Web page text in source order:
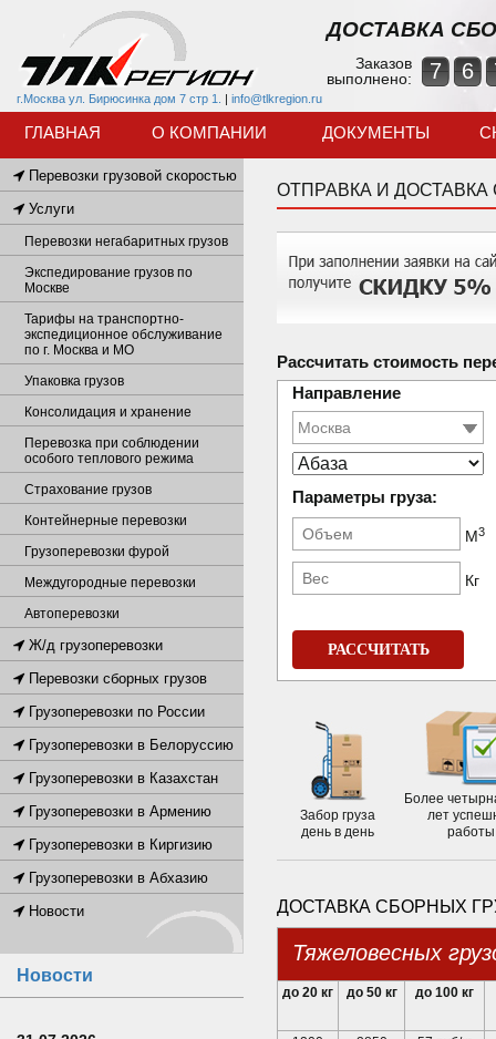
г.Москва ул. Бирюсинка дом 7 стр 1. | info@tlkregion.ru
ДОСТАВКА
Заказов
выполнено:
7 6
ГЛАВНАЯ О КОМПАНИИ ДОКУМЕНТЫ
ОТПРАВКА И
Рассчитать стоимость
Направление
Параметры груза:
М3
Кг
РАССЧИТАТЬ
Забор груза
день в день
Более
лет
работы
ДОСТАВКА СБОРНЫХ
Тяжеловесных
до 20 кг до 50 кг до 100 кг
Перевозки грузовой скоростью
Услуги
Перевозки негабаритных грузов
Экспедирование грузов по
Москве
Тарифы на транспортно-
экспедиционное обслуживание
по г. Москва и МО
Упаковка грузов
Консолидация и хранение
Перевозка при соблюдении
особого теплового режима
Страхование грузов
Контейнерные перевозки
Грузоперевозки фурой
Междугородные перевозки
Автоперевозки
Ж/д грузоперевозки
Перевозки сборных грузов
Грузоперевозки по России
Грузоперевозки в Белоруссию
Грузоперевозки в Казахстан
Грузоперевозки в Армению
Грузоперевозки в Киргизию
Грузоперевозки в Абхазию
Новости
Новости